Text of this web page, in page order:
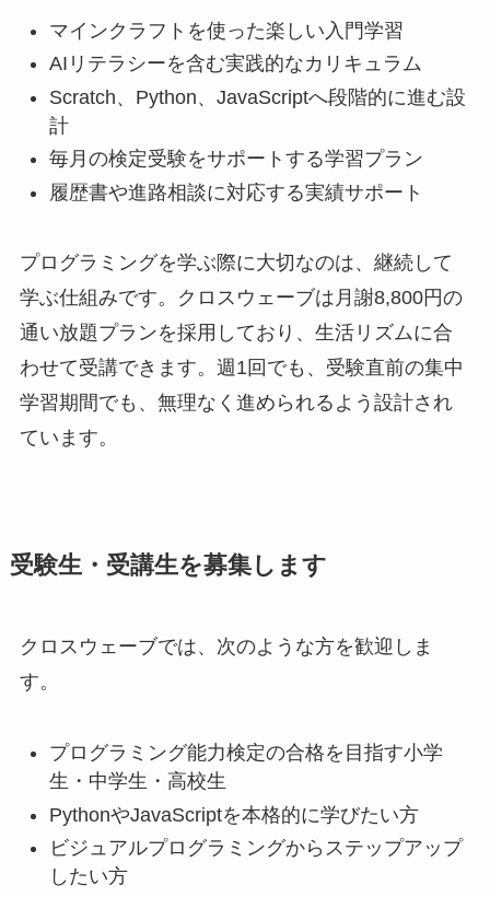
マインクラフトを使った楽しい入門学習
AIリテラシーを含む実践的なカリキュラム
Scratch、Python、JavaScriptへ段階的に進む設
計
毎月の検定受験をサポートする学習プラン
履歴書や進路相談に対応する実績サポート
プログラミングを学ぶ際に大切なのは、継続して
学ぶ仕組みです。クロスウェーブは月謝8,800円の
通い放題プランを採用しており、生活リズムに合
わせて受講できます。週1回でも、受験直前の集中
学習期間でも、無理なく進められるよう設計され
ています。
受験生・受講生を募集します
クロスウェーブでは、次のような方を歓迎しま
す。
プログラミング能力検定の合格を目指す小学
生・中学生・高校生
PythonやJavaScriptを本格的に学びたい方
ビジュアルプログラミングからステップアップ
したい方